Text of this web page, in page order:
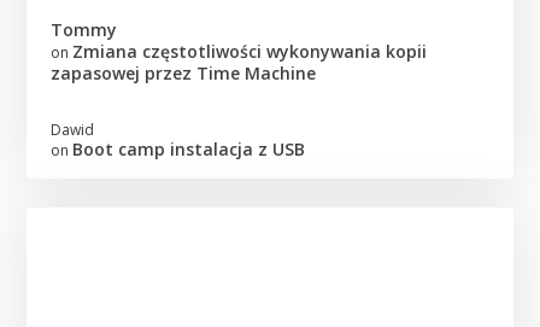
Tommy
on Zmiana częstotliwości wykonywania kopii
zapasowej przez Time Machine
Dawid
on Boot camp instalacja z USB